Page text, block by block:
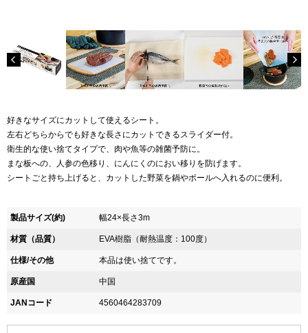
好きなサイズにカットして使えるシート。
左右どちらからでも好きな長さにカットできるスライダー付。
衛生的な使い捨てタイプで、肉や魚等の雑菌予防に。
まな板への、人参の色移り、にんにくのにおい移りを防げます。
シートごと持ち上げると、カットした野菜を鍋やボールへ入れるのに便利。
製品サイズ(約) 幅24×長さ3m
材質（品質） EVA樹脂（耐熱温度：100度）
仕様/その他 本品は使い捨てです。
原産国 中国
JANコード 4560464283709